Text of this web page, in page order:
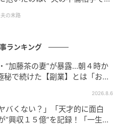
の末路
ランキング
“加藤茶の妻”が暴露…朝４時か
秘で続けた【副業】とは「お金
2026.8.6
バくない？」「天才的に面白
“興収１５億”を記録！「一生言